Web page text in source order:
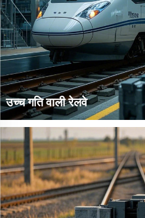
उच्च गति वाली रेलवे
उच्च - गति रेलवे आमतौर पर भारी - शुल्क
अपनाते हैं, जैसे कि 60 किलोग्राम/मी या
रेलवे के फास्टनर सिस्टम अधिक जटिल और
इलास्ट...